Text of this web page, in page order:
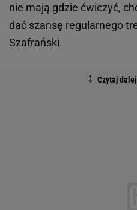
nie mają gdzie ćwiczyć,
dać szansę regularnego
Szafrański.